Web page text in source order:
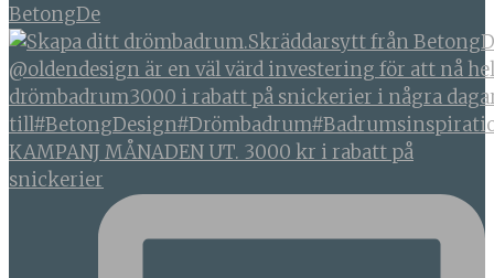
BetongDe
KAMPANJ MÅNADEN UT. 3000 kr i rabatt på
snickerier